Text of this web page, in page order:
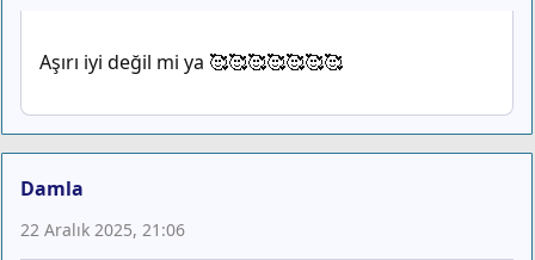
Aşırı iyi değil mi ya 🥰🥰🥰🥰🥰🥰🥰
Damla
22 Aralık 2025, 21:06